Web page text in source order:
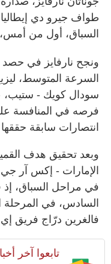
السباق، أول من أمس،
ونجح نارفايز في حصد
السرعة المتوسط،
سودال كويك - ستيب،
فرصه في المنافسة
انتصارات سابقة
وبعد تحقيق هدف
الإمارات - إكس آر
في مراحل السباق، إذ
السادس، في المرحلة
فالغرين درّاج فريق
تابعوا آخر